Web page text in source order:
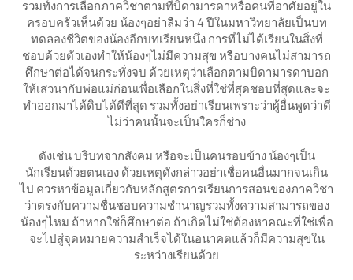
รวมทั้งการเลือกภาควิชาตามที่บิดามารดาหรือคนที่อาศัยอยู่ใน
ครอบครัวเห็นด้วย น้องๆอย่าลืมว่า 4 ปีในมหาวิทยาลัยเป็นบท
ทดลองชีวิตของน้องอีกบทเรียนหนึ่ง การที่ไม่ได้เรียนในสิ่งที่
ชอบด้วยตัวเองทำให้น้องๆไม่มีความสุข หรือบางคนไม่สามารถ
ศึกษาต่อได้จนกระทั่งจบ ด้วยเหตุว่าเลือกตามบิดามารดาบอก
ให้เสวนากับพ่อแม่ก่อนเพื่อเลือกในสิ่งที่ใช่ที่สุดชอบที่สุดและจะ
ทำออกมาได้ดิบได้ดีที่สุด รวมทั้งอย่าเรียนเพราะว่าผู้อื่นพูดว่าดี
ไม่ว่าคนนั้นจะเป็นใครก็ช่าง
ดังเช่น บริบทจากสังคม หรือจะเป็นคนรอบข้าง น้องๆเป็น
นักเรียนด้วยตนเอง ด้วยเหตุดังกล่าวอย่าเชื่อคนอื่นมากจนเกิน
ไป ควรหาข้อมูลเกี่ยวกับหลักสูตรการเรียนการสอนของภาควิชา
ว่าตรงกับความชื่นชอบความชำนาญรวมทั้งความสามารถของ
น้องๆไหม ถ้าหากใช่ก็ศึกษาต่อ ถ้าเกิดไม่ใช่ต้องหาคณะที่ใช่เพื่อ
จะไปสู่จุดหมายความสำเร็จได้ในอนาคตแล้วก็มีความสุขใน
ระหว่างเรียนด้วย